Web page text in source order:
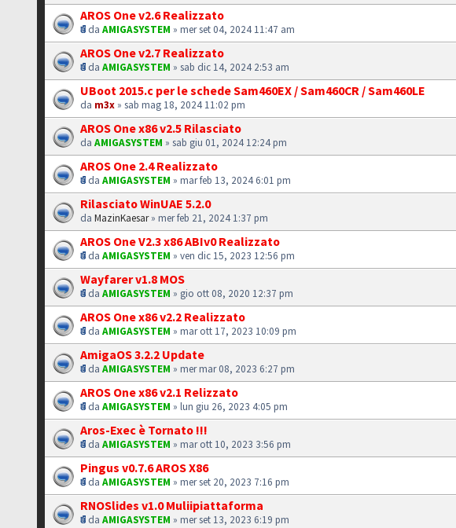
AROS One v2.6 Realizzato
daAMIGASYSTEM » mer set 04, 2024 11:47 am
AROS One v2.7 Realizzato
daAMIGASYSTEM » sab dic 14, 2024 2:53 am
UBoot 2015.c per le schede Sam460EX / Sam460CR / Sam460LE
da m3x » sab mag 18, 2024 11:02 pm
AROS One x86 v2.5 Rilasciato
daAMIGASYSTEM » sab giu 01, 2024 12:24 pm
AROS One 2.4 Realizzato
daAMIGASYSTEM » mar feb 13, 2024 6:01 pm
Rilasciato WinUAE 5.2.0
daMazinKaesar» mer feb 21, 2024 1:37 pm
AROS One V2.3 x86 ABIv0 Realizzato
daAMIGASYSTEM » ven dic 15, 2023 12:56 pm
Wayfarer v1.8 MOS
daAMIGASYSTEM » gio ott 08, 2020 12:37 pm
AROS One x86 v2.2 Realizzato
daAMIGASYSTEM » mar ott 17, 2023 10:09 pm
AmigaOS 3.2.2 Update
daAMIGASYSTEM » mer mar 08, 2023 6:27 pm
AROS One x86 v2.1 Relizzato
daAMIGASYSTEM » lun giu 26, 2023 4:05 pm
Aros-Exec è Tornato !!!
daAMIGASYSTEM » mar ott 10, 2023 3:56 pm
Pingus v0.7.6 AROS X86
daAMIGASYSTEM » mer set 20, 2023 7:16 pm
RNOSlides v1.0 Muliipiattaforma
daAMIGASYSTEM » mer set 13, 2023 6:19 pm